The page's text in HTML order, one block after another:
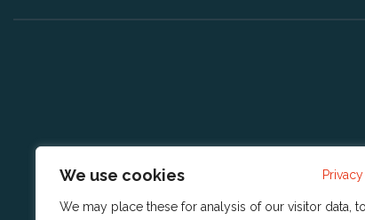
We use cookies
We may place these for analysis of our visitor data, to